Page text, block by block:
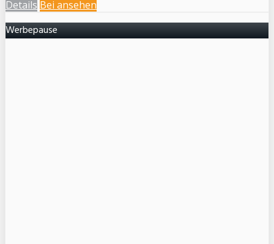
Details Bei ansehen
Werbepause